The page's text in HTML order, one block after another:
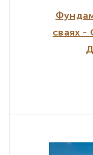
сваях -